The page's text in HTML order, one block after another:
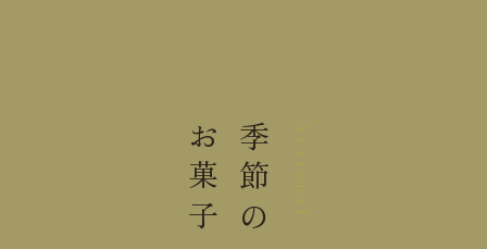
小麦・卵・乳成分・大豆・ゼラチ
ン
賞味期限まで１４日以上お日持ち
Seasonal
季節の
お菓子